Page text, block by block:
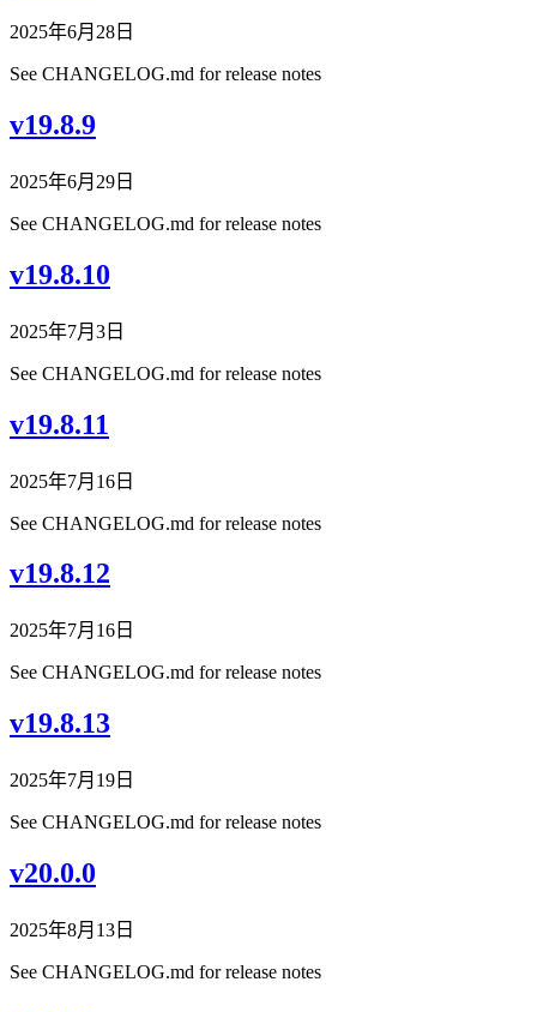
2025年6月28日
See CHANGELOG.md for release notes
v19.8.9
2025年6月29日
See CHANGELOG.md for release notes
v19.8.10
2025年7月3日
See CHANGELOG.md for release notes
v19.8.11
2025年7月16日
See CHANGELOG.md for release notes
v19.8.12
2025年7月16日
See CHANGELOG.md for release notes
v19.8.13
2025年7月19日
See CHANGELOG.md for release notes
v20.0.0
2025年8月13日
See CHANGELOG.md for release notes